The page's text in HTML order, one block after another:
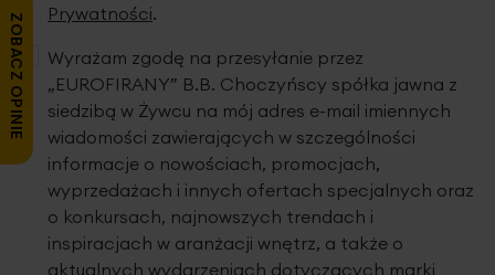
Prywatności.
Wyrażam zgodę na przesyłanie przez
„EUROFIRANY” B.B. Choczyńscy spółka jawna z
siedzibą w Żywcu na mój adres e-mail imiennych
wiadomości zawierających w szczególności
informacje o nowościach, promocjach,
wyprzedażach i innych ofertach specjalnych oraz
o konkursach, najnowszych trendach i
inspiracjach w aranżacji wnętrz, a także o
aktualnych wydarzeniach dotyczących marki
ZOBACZ OPINIE